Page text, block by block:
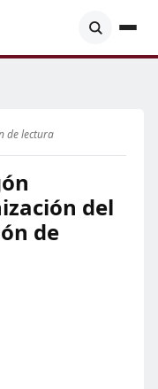
de lectura
del
de